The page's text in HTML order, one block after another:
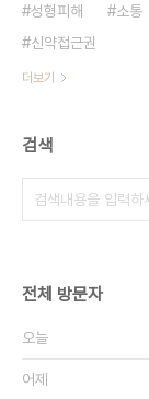
성형피해
소통
신약접근권
더보기
검색
전체 방문자
오늘
어제